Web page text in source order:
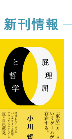
新刊情報